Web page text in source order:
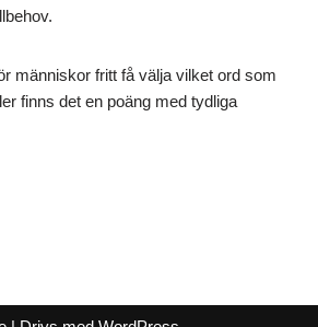
människor fritt få välja vilket ord som
finns det en poäng med tydliga